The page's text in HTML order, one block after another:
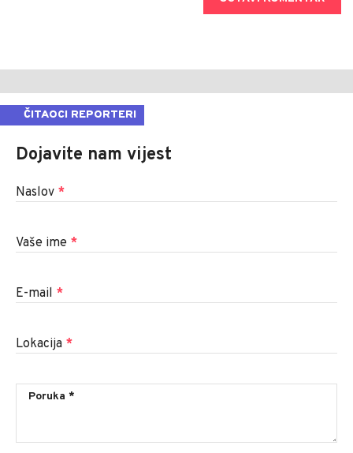
ČITAOCI REPORTERI
Dojavite nam vijest
Naslov *
Vaše ime *
E-mail *
Lokacija *